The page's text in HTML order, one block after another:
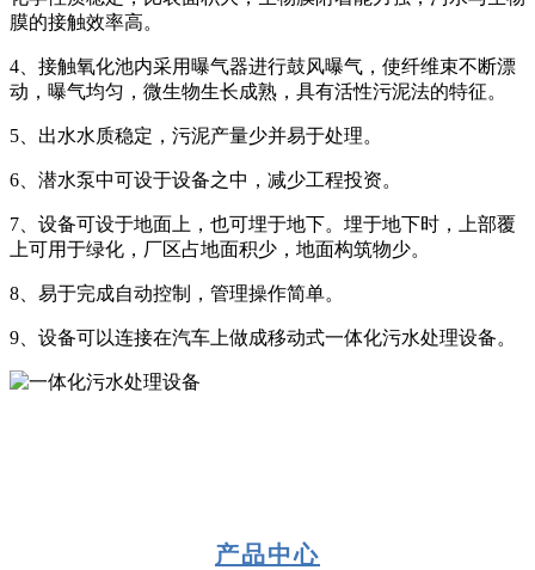
膜的接触效率高。
4、接触氧化池内采用曝气器进行鼓风曝气，使纤维束不断漂
动，曝气均匀，微生物生长成熟，具有活性污泥法的特征。
5、出水水质稳定，污泥产量少并易于处理。
6、潜水泵中可设于设备之中，减少工程投资。
7、设备可设于地面上，也可埋于地下。埋于地下时，上部覆
上可用于绿化，厂区占地面积少，地面构筑物少。
8、易于完成自动控制，管理操作简单。
9、设备可以连接在汽车上做成移动式一体化污水处理设备。
产品中心